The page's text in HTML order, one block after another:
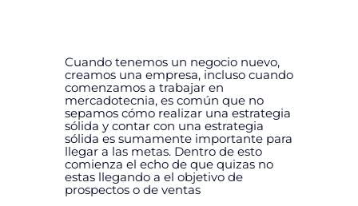
Cuando tenemos un negocio nuevo,
creamos una empresa, incluso cuando
comenzamos a trabajar en
mercadotecnia, es común que no
sepamos cómo realizar una estrategia
sólida y contar con una estrategia
sólida es sumamente importante para
llegar a las metas. Dentro de esto
comienza el echo de que quizas no
estas llegando a el objetivo de
prospectos o de ventas